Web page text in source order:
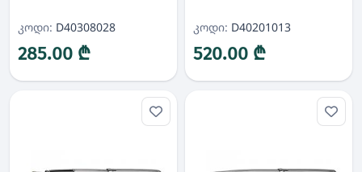
კოდი: D40308028
285.00 ₾
კოდი: D40201013
520.00 ₾